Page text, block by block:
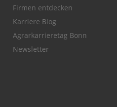
Firmen entdecken
Karriere Blog
Agrarkarrieretag Bonn
Newsletter